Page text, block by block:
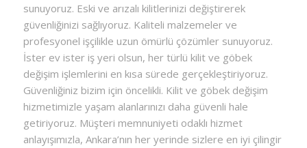
sunuyoruz. Eski ve arızalı kilitlerinizi değiştirerek
güvenliğinizi sağlıyoruz. Kaliteli malzemeler ve
profesyonel işçilikle uzun ömürlü çözümler sunuyoruz.
İster ev ister iş yeri olsun, her türlü kilit ve göbek
değişim işlemlerini en kısa sürede gerçekleştiriyoruz.
Güvenliğiniz bizim için öncelikli. Kilit ve göbek değişim
hizmetimizle yaşam alanlarınızı daha güvenli hale
getiriyoruz. Müşteri memnuniyeti odaklı hizmet
anlayışımızla, Ankara’nın her yerinde sizlere en iyi çilingir